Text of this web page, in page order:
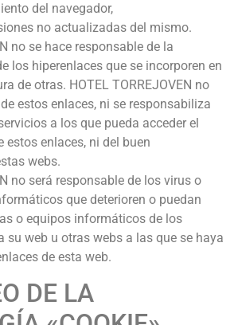
del navegador,
no actualizadas del mismo.
no se hace responsable de la
los hiperenlaces que se incorporen en
de otras. HOTEL TORREJOVEN no
estos enlaces, ni se responsabiliza
a los que pueda acceder el
estos enlaces, ni del buen
webs.
no será responsable de los virus o
que deterioren o puedan
o equipos informáticos de los
su web u otras webs a las que se haya
de esta web.
DE LA